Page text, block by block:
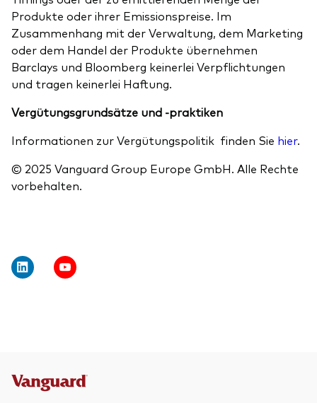
Produkte oder ihrer Emissionspreise. Im
Zusammenhang mit der Verwaltung, dem Marketing
oder dem Handel der Produkte übernehmen
Barclays und Bloomberg keinerlei Verpflichtungen
und tragen keinerlei Haftung.
Vergütungsgrundsätze und -praktiken
Informationen zur Vergütungspolitik finden Sie hier.
© 2025 Vanguard Group Europe GmbH. Alle Rechte
vorbehalten.